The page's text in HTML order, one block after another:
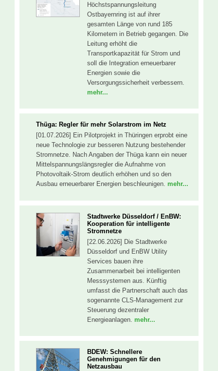
Höchstspannungsleitung
Ostbayernring ist auf ihrer
gesamten Länge von rund 185
Kilometern in Betrieb gegangen. Die
Leitung erhöht die
Transportkapazität für Strom und
soll die Integration erneuerbarer
Energien sowie die
Versorgungssicherheit verbessern.
mehr...
Thüga: Regler für mehr Solarstrom im Netz
[01.07.2026] Ein Pilotprojekt in Thüringen erprobt eine
neue Technologie zur besseren Nutzung bestehender
Stromnetze. Nach Angaben der Thüga kann ein neuer
Mittelspannungslängsregler die Aufnahme von
Photovoltaik-Strom deutlich erhöhen und so den
Ausbau erneuerbarer Energien beschleunigen. mehr...
Stadtwerke Düsseldorf / EnBW:
Kooperation für intelligente
Stromnetze
[22.06.2026] Die Stadtwerke
Düsseldorf und EnBW Utility
Services bauen ihre
Zusammenarbeit bei intelligenten
Messsystemen aus. Künftig
umfasst die Partnerschaft auch das
sogenannte CLS-Management zur
Steuerung dezentraler
Energieanlagen. mehr...
BDEW: Schnellere
Genehmigungen für den
Netzausbau